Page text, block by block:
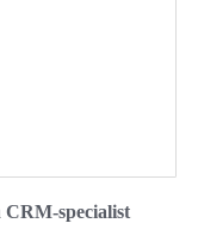
CRM-specialist